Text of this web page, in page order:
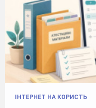
ІНТЕРНЕТ НА КОРИСТЬ